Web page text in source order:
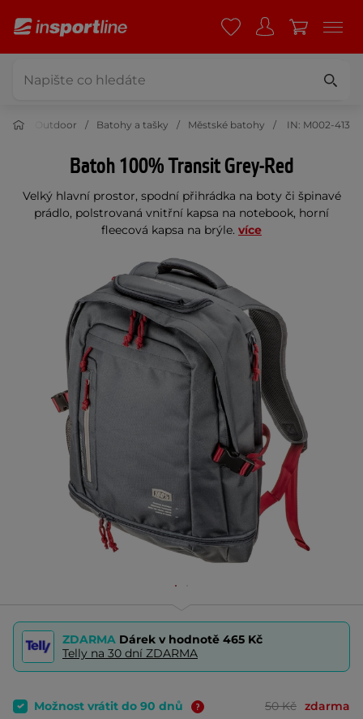
Outdoor Batohy a tašky Městské batohy IN: M002-413
Batoh 100% Transit Grey-Red
Velký hlavní prostor, spodní přihrádka na boty či špinavé
prádlo, polstrovaná vnitřní kapsa na notebook, horní
fleecová kapsa na brýle. více
ZDARMA Dárek v hodnotě 465 Kč
Telly na 30 dní ZDARMA
Možnost vrátit do 90 dnů 50 Kč zdarma